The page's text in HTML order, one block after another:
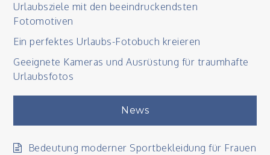
Urlaubsziele mit den beeindruckendsten
Fotomotiven
Ein perfektes Urlaubs-Fotobuch kreieren
Geeignete Kameras und Ausrüstung für traumhafte
Urlaubsfotos
News
Bedeutung moderner Sportbekleidung für Frauen